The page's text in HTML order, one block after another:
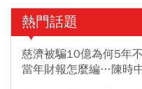
熱門話題
慈濟被騙10億為何5年
當年財報怎麼編…陳時